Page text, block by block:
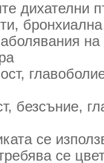
дихателни
безсъние,
се
се